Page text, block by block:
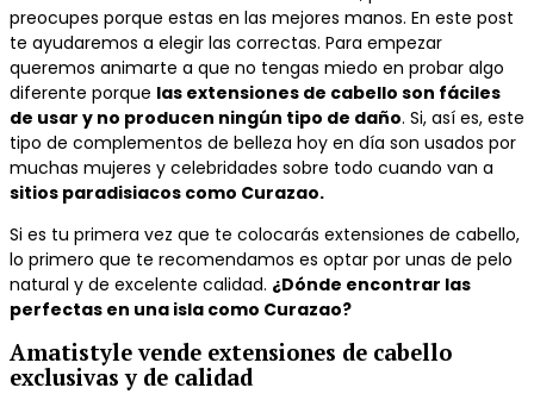
preocupes porque estas en las mejores manos. En este post
te ayudaremos a elegir las correctas. Para empezar
queremos animarte a que no tengas miedo en probar algo
diferente porque las extensiones de cabello son fáciles
de usar y no producen ningún tipo de daño. Si, así es, este
tipo de complementos de belleza hoy en día son usados por
muchas mujeres y celebridades sobre todo cuando van a
sitios paradisiacos como Curazao.
Si es tu primera vez que te colocarás extensiones de cabello,
lo primero que te recomendamos es optar por unas de pelo
natural y de excelente calidad. ¿Dónde encontrar las
perfectas en una isla como Curazao?
Amatistyle vende extensiones de cabello
exclusivas y de calidad